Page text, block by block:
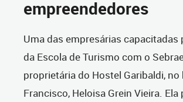
empreendedores
Uma das empresárias capacitadas
da Escola de Turismo com o
proprietária do Hostel Garibaldi, no
Francisco, Heloisa Grein Vieira.